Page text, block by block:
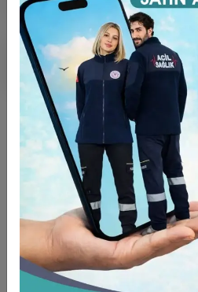
Ürün Açıklaması Garanti
Taksit Seçenekleri Yorumlar
ÜRÜN ÖZELLİKLERİ ;
Dokunuşu yumuşak,
rahat bir kumaş türüdür.
Kumaş Türü Alpaka’dır.
Unisex Kalıptır.